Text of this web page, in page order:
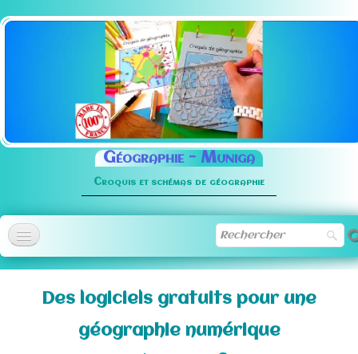
Géographie - Muniga
Croquis et schémas de géographie
Accueil
Méthodologie ▼
Normographe ▼
Des logiciels gratuits pour une
géographie numérique